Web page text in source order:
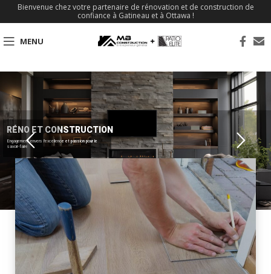
Bienvenue chez votre partenaire de rénovation et de construction de
confiance à Gatineau et à Ottawa !
MENU
Engagement envers l'excellence et passion pour le
savoir-faire
RÉNO ET CONSTRUCTION